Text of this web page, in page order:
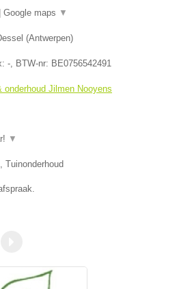
| Google maps ▼
(Antwerpen)
- , BTW-nr: BE0756542491
onderhoud Jilmen Nooyens
▼
Tuinonderhoud